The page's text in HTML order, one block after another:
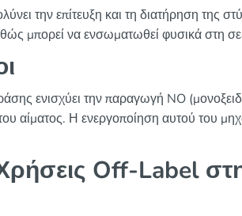
την επίτευξη και τη διατήρηση της
μπορεί να ενσωματωθεί φυσικά στη
ενισχύει την παραγωγή NO
αίματος. Η ενεργοποίηση αυτού του
Off-Label